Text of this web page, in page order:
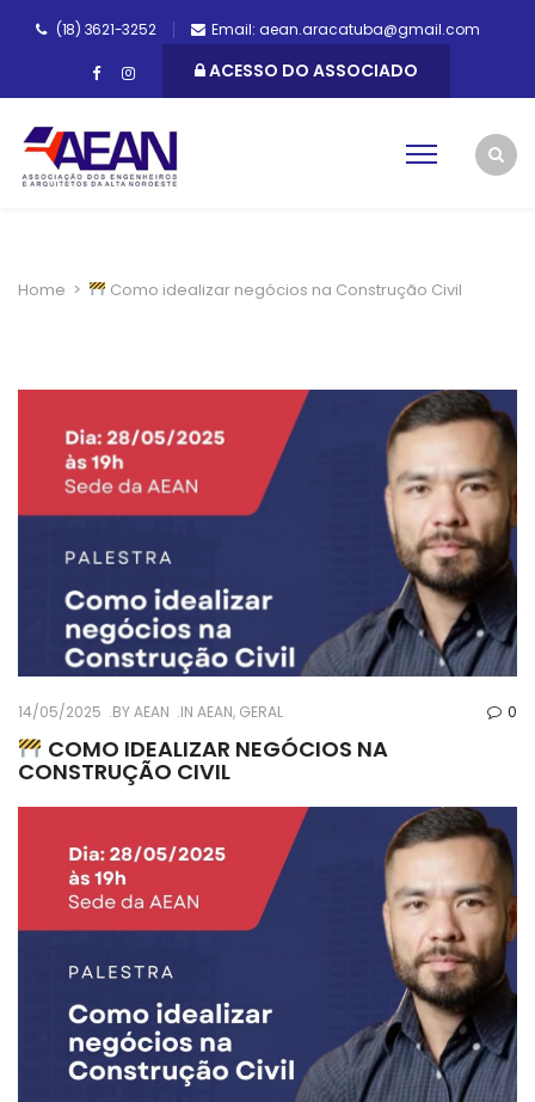
(18) 3621-3252 Email: aean.aracatuba@gmail.com
ACESSO DO ASSOCIADO
Home > Como idealizar negócios na Construção Civil
14/05/2025 BYAEAN IN AEAN, GERAL 0
COMO IDEALIZAR NEGÓCIOS NA
CONSTRUÇÃO CIVIL